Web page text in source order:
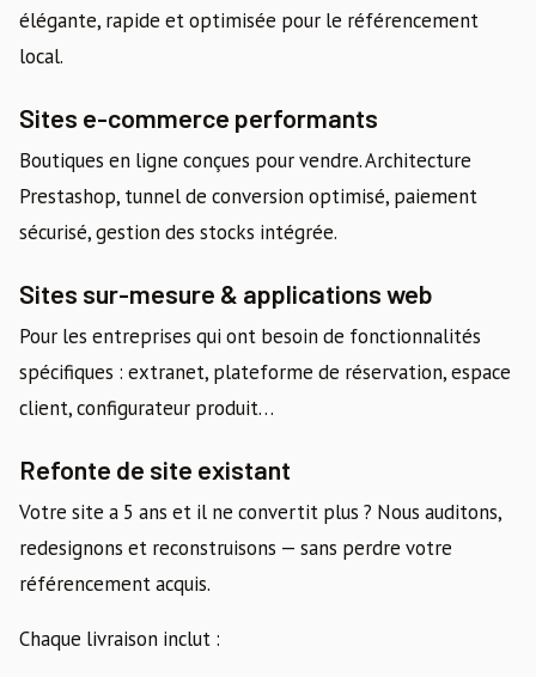
élégante, rapide et optimisée pour le référencement
local.
Sites e-commerce performants
Boutiques en ligne conçues pour vendre. Architecture
Prestashop, tunnel de conversion optimisé, paiement
sécurisé, gestion des stocks intégrée.
Sites sur-mesure & applications web
Pour les entreprises qui ont besoin de fonctionnalités
spécifiques : extranet, plateforme de réservation, espace
client, configurateur produit…
Refonte de site existant
Votre site a 5 ans et il ne convertit plus ? Nous auditons,
redesignons et reconstruisons — sans perdre votre
référencement acquis.
Chaque livraison inclut :